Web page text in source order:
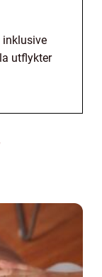
inklusive
utflykter